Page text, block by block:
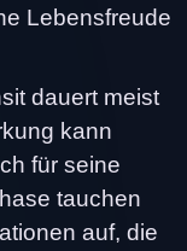
Lebensfreude
dauert meist
kann
für seine
tauchen
auf, die